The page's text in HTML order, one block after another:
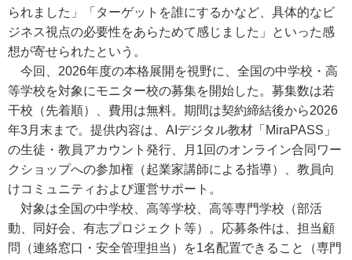
られました」「ターゲットを誰にするかなど、具体的なビ
ジネス視点の必要性をあらためて感じました」といった感
想が寄せられたという。
今回、2026年度の本格展開を視野に、全国の中学校・高
等学校を対象にモニター校の募集を開始した。募集数は若
干校（先着順）、費用は無料。期間は契約締結後から2026
年3月末まで。提供内容は、AIデジタル教材「MiraPASS」
の生徒・教員アカウント発行、月1回のオンライン合同ワー
クショップへの参加権（起業家講師による指導）、教員向
けコミュニティおよび運営サポート。
対象は全国の中学校、高等学校、高等専門学校（部活
動、同好会、有志プロジェクト等）。応募条件は、担当顧
問（連絡窓口・安全管理担当）を1名配置できること（専門